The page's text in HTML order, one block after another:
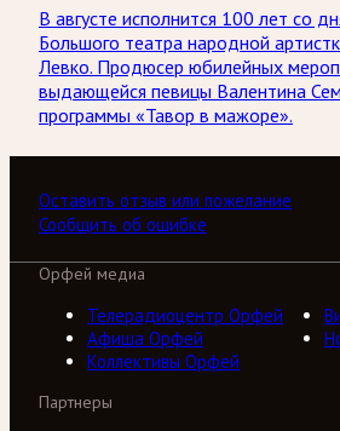
В августе исполнится 100 лет со
Большого театра народной
Левко. Продюсер юбилейных
выдающейся певицы Валентина
программы «Тавор в мажоре».
Оставить отзыв или пожелание
Сообщить об ошибке
Орфей медиа
Телерадиоцентр Орфей
Афиша Орфей
Коллективы Орфей
Партнеры